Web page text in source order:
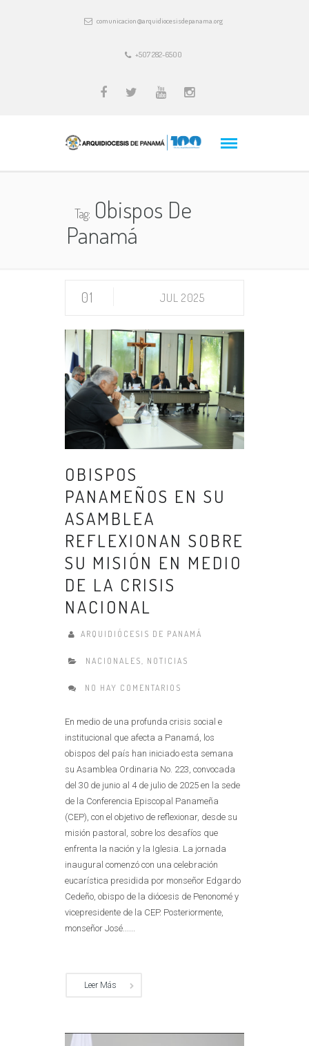
comunicacion@arquidiocesisdepanama.org
+507 282-6500
Tag:Obispos De
Panamá
01 JUL 2025
OBISPOS
PANAMEÑOS EN SU
ASAMBLEA
REFLEXIONAN SOBRE
SU MISIÓN EN MEDIO
DE LA CRISIS
NACIONAL
ARQUIDIÓCESIS DE PANAMÁ
NACIONALES, NOTICIAS
NO HAY COMENTARIOS
En medio de una profunda crisis social e
institucional que afecta a Panamá, los
obispos del país han iniciado esta semana
su Asamblea Ordinaria No. 223, convocada
del 30 de junio al 4 de julio de 2025 en la sede
de la Conferencia Episcopal Panameña
(CEP), con el objetivo de reflexionar, desde su
misión pastoral, sobre los desafíos que
enfrenta la nación y la Iglesia. La jornada
inaugural comenzó con una celebración
eucarística presidida por monseñor Edgardo
Cedeño, obispo de la diócesis de Penonomé y
vicepresidente de la CEP. Posteriormente,
monseñor José......
Leer Más